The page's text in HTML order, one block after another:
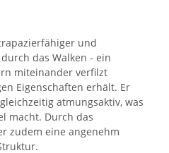
und
das Walken - ein
miteinander verfilzt
Eigenschaften erhält. Er
atmungsaktiv, was
macht. Durch das
zudem eine angenehm